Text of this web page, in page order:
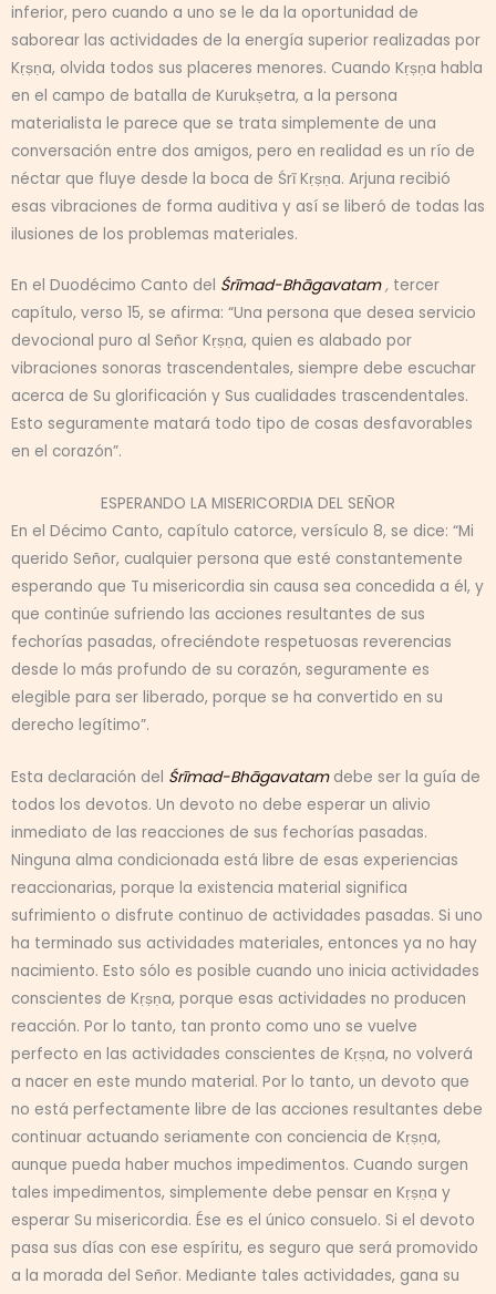
inferior, pero cuando a uno se le da la oportunidad de
saborear las actividades de la energía superior realizadas por
Kṛṣṇa, olvida todos sus placeres menores. Cuando Kṛṣṇa habla
en el campo de batalla de Kurukṣetra, a la persona
materialista le parece que se trata simplemente de una
conversación entre dos amigos, pero en realidad es un río de
néctar que fluye desde la boca de Śrī Kṛṣṇa. Arjuna recibió
esas vibraciones de forma auditiva y así se liberó de todas las
ilusiones de los problemas materiales.
En el Duodécimo Canto del Śrīmad-Bhāgavatam, tercer
capítulo, verso 15, se afirma: “Una persona que desea servicio
devocional puro al Señor Kṛṣṇa, quien es alabado por
vibraciones sonoras trascendentales, siempre debe escuchar
acerca de Su glorificación y Sus cualidades trascendentales.
Esto seguramente matará todo tipo de cosas desfavorables
en el corazón”.
ESPERANDO LA MISERICORDIA DEL SEÑOR
En el Décimo Canto, capítulo catorce, versículo 8, se dice: “Mi
querido Señor, cualquier persona que esté constantemente
esperando que Tu misericordia sin causa sea concedida a él, y
que continúe sufriendo las acciones resultantes de sus
fechorías pasadas, ofreciéndote respetuosas reverencias
desde lo más profundo de su corazón, seguramente es
elegible para ser liberado, porque se ha convertido en su
derecho legítimo”.
Esta declaración del Śrīmad-Bhāgavatamdebe ser la guía de
todos los devotos. Un devoto no debe esperar un alivio
inmediato de las reacciones de sus fechorías pasadas.
Ninguna alma condicionada está libre de esas experiencias
reaccionarias, porque la existencia material significa
sufrimiento o disfrute continuo de actividades pasadas. Si uno
ha terminado sus actividades materiales, entonces ya no hay
nacimiento. Esto sólo es posible cuando uno inicia actividades
conscientes de Kṛṣṇa, porque esas actividades no producen
reacción. Por lo tanto, tan pronto como uno se vuelve
perfecto en las actividades conscientes de Kṛṣṇa, no volverá
a nacer en este mundo material. Por lo tanto, un devoto que
no está perfectamente libre de las acciones resultantes debe
continuar actuando seriamente con conciencia de Kṛṣṇa,
aunque pueda haber muchos impedimentos. Cuando surgen
tales impedimentos, simplemente debe pensar en Kṛṣṇa y
esperar Su misericordia. Ése es el único consuelo. Si el devoto
pasa sus días con ese espíritu, es seguro que será promovido
a la morada del Señor. Mediante tales actividades, gana su